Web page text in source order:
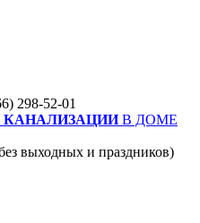
298-52-01
КАНАЛИЗАЦИИВ ДОМЕ
выходных и праздников)